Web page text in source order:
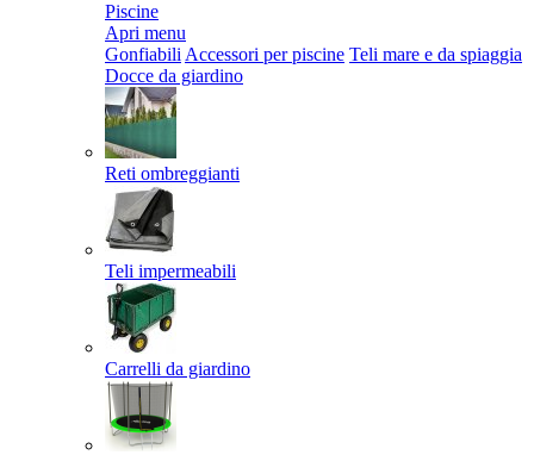
Piscine
Apri menu
Gonfiabili Accessori per piscine Teli mare e da spiaggia
Docce da giardino
Reti ombreggianti
Teli impermeabili
Carrelli da giardino